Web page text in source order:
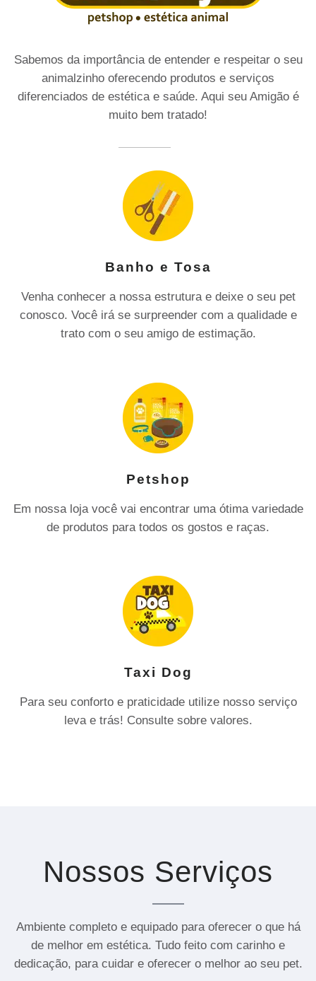
Sabemos da importância de entender e respeitar o seu
animalzinho oferecendo produtos e serviços
diferenciados de estética e saúde. Aqui seu Amigão é
muito bem tratado!
Banho e Tosa
Venha conhecer a nossa estrutura e deixe o seu pet
conosco. Você irá se surpreender com a qualidade e
trato com o seu amigo de estimação.
Petshop
Em nossa loja você vai encontrar uma ótima variedade
de produtos para todos os gostos e raças.
Taxi Dog
Para seu conforto e praticidade utilize nosso serviço
leva e trás! Consulte sobre valores.
Nossos Serviços
Ambiente completo e equipado para oferecer o que há
de melhor em estética. Tudo feito com carinho e
dedicação, para cuidar e oferecer o melhor ao seu pet.